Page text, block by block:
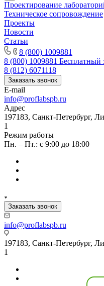
Проектирование
Техническое сопровождение
Проекты
Новости
Статьи
8 (800) 1009881
8 (800) 1009881 Бесплатный
8 (812) 6071118
Заказать звонок
E-mail
info@proflabspb.ru
Адрес
197183, Санкт-Петербург,
1
Режим работы
Пн. – Пт.: с 9:00 до 18:00
Заказать звонок
info@proflabspb.ru
197183, Санкт-Петербург,
1